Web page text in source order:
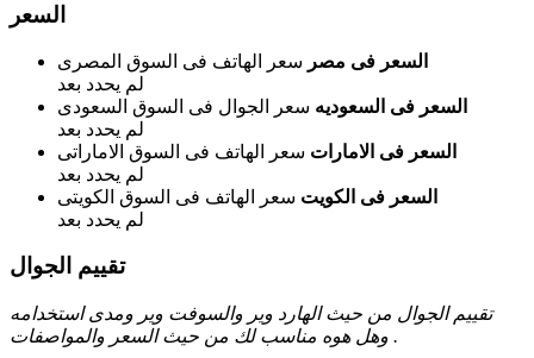
السعر
السعر فى مصر سعر الهاتف فى السوق المصرى
لم يحدد بعد
السعر فى السعوديه سعر الجوال فى السوق السعودى
لم يحدد بعد
السعر فى الامارات سعر الهاتف فى السوق الاماراتى
لم يحدد بعد
السعر فى الكويت سعر الهاتف فى السوق الكويتى
لم يحدد بعد
تقييم الجوال
تقييم الجوال من حيث الهارد وير والسوفت وير ومدى استخدامه
وهل هوه مناسب لك من حيث السعر والمواصفات .